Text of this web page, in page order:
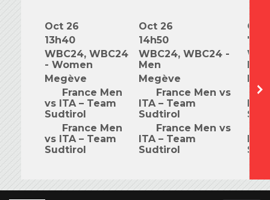
Oct 26
13h40
WBC24, WBC24
- Women
Megève
France Men
vs ITA – Team
Sudtirol
France Men
vs ITA – Team
Sudtirol
Oct 26
14h50
WBC24, WBC24 -
Men
Megève
France Men vs
ITA – Team
Sudtirol
France Men vs
ITA – Team
Sudtirol
Oct
ITA
ITA